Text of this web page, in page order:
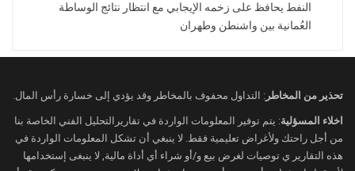
وأصبحت الأسواق المالية لا تستبعد استمرار البنوك
المركزية في سلسلة خفض الفوائد خلال النصف
الثاني من هذه السنة.
قادراً على خفض الفائدة الشهر المقبل مايو 2025،
بل سيثبّتها.
وبحسب مجموعة CME (
المصدر )، ترى الأسواق
النفط يحافظ على زخمه الإيجابي مع انتظار نتائج الوساطة
العُمانية بين واشنطن وطهران
تحذير من المخاطر : التداول محفوف بالمخاطر وقد يؤدي إلى خسارة رأس المال.
اخلاء المسؤلية: يتم توفير المعلومات الواردة في تقاريرالتحليل الفني الخاصة بنا
من أجل راحتك ولأغراض تعليمية فقط. لا ينبغي أن تشكل المعلومات الواردة في
هذه التقارير ي توصيات لغرض بيع و/أو شراء أي أداة مالية, لا ينبغى إستخدامها